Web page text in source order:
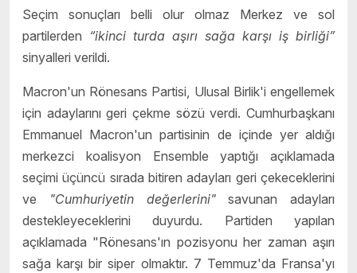
Seçim sonuçları belli olur olmaz Merkez ve sol
partilerden “ikinci turda aşırı sağa karşı iş birliği”
sinyalleri verildi.
Macron'un Rönesans Partisi, Ulusal Birlik'i engellemek
için adaylarını geri çekme sözü verdi. Cumhurbaşkanı
Emmanuel Macron'un partisinin de içinde yer aldığı
merkezci koalisyon Ensemble yaptığı açıklamada
seçimi üçüncü sırada bitiren adayları geri çekeceklerini
ve
"Cumhuriyetin değerlerini"savunan adayları
destekleyeceklerini duyurdu. Partiden yapılan
açıklamada "Rönesans'ın pozisyonu her zaman aşırı
sağa karşı bir siper olmaktır. 7 Temmuz'da Fransa'yı